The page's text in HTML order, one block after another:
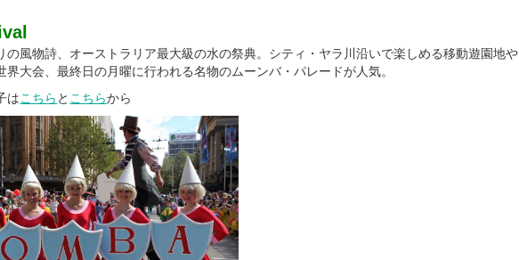
の風物詩、オーストラリア最大級の水の祭典。シティ・ヤラ川沿いで楽しめる移動遊園地や
界大会、最終日の月曜に行われる名物のムーンバ・パレードが人気。
はこちら と こちらから